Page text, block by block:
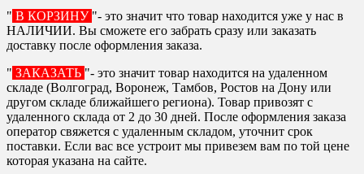
" В КОРЗИНУ "- это значит что товар находится уже у нас в
НАЛИЧИИ. Вы сможете его забрать сразу или заказать
доставку после оформления заказа.
" ЗАКАЗАТЬ "- это значит товар находится на удаленном
складе (Волгоград, Воронеж, Тамбов, Ростов на Дону или
другом складе ближайшего региона). Товар привозят с
удаленного склада от 2 до 30 дней. После оформления заказа
оператор свяжется с удаленным складом, уточнит срок
поставки. Если вас все устроит мы привезем вам по той цене
которая указана на сайте.